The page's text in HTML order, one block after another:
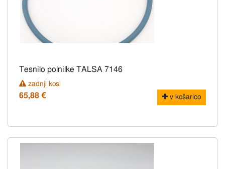
Tesnilo polnilke TALSA 7146
zadnji kosi
65,88 € v košarico